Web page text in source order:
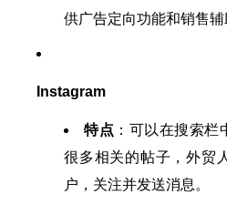
供广告定向功能和销售辅
Instagram
特点 ：可以在搜索
很多相关的帖子，外贸
户，关注并发送消息。